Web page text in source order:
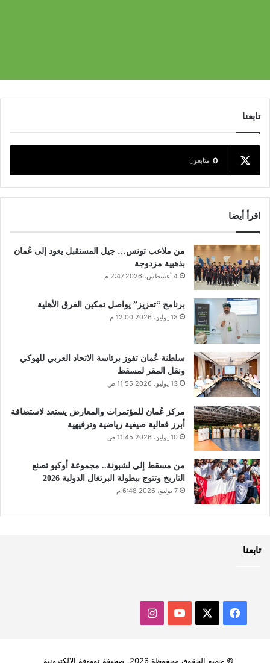
تابعنا
0 متابعون
اقرأ أيضا
من ملاعب تونس… جيل المستقبل يعود إلى عُمان
بذهبية مزدوجة
4 أغسطس، 2026 2:47 م
برنامج “تعزيز” يواصل تمكين الفرق الأهلية
13 يوليو، 2026 12:00 م
سلطنة عُمان تفوز برئاسة الاتحاد العربي للهوكي
ونقل المقر لمسقط
13 يوليو، 2026 11:55 ص
مركز عُمان للمؤتمرات والمعارض يستعد لاستضافة
أبرز فعالية صيفية رياضية وترفيهية
10 يوليو، 2026 11:45 ص
من مسقط إلى لشبونة.. مجموعة أوكيو تصنع
التاريخ وتتوج ببطولة البرتغال الدولية 2026
7 يوليو، 2026 6:48 م
تابعنا
فيسبوك ‫YouTubeانستقرام
© جميع الحقوق محفوظة 2026, صحيفة توووفة الالكترونية